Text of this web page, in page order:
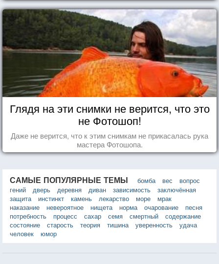
Глядя на эти снимки не верится, что это
не Фотошоп!
Даже не верится, что к этим снимкам не прикасалась рука
мастера Фотошопа.
САМЫЕ ПОПУЛЯРНЫЕ ТЕМЫ бомба вес
вопрос
гений
дверь деревня диван зависимость
заключённая
защита
инстинкт камень лекарство море
мрак
наказание
невероятное нищета норма очарование
песня
потребность
процесс сахар семя смертный
содержание
состояние
старость теория тишина уверенность
удача
человек
юмор